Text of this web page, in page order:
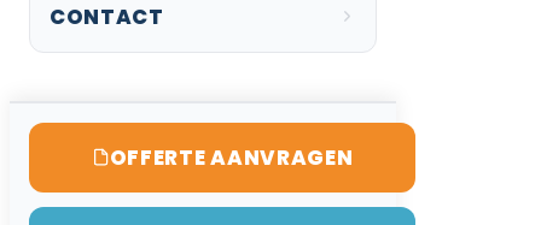
CONTACT
OFFERTE AANVRAGEN